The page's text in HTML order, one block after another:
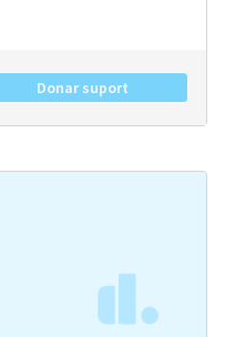
Donar suport